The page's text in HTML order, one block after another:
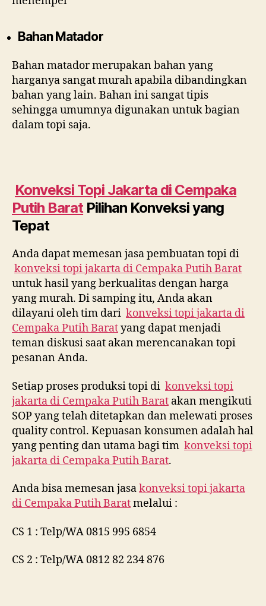
Bahan Matador
Bahan matador merupakan bahan yang
harganya sangat murah apabila dibandingkan
bahan yang lain. Bahan ini sangat tipis
sehingga umumnya digunakan untuk bagian
dalam topi saja.
Konveksi Topi Jakarta di Cempaka
Putih BaratPilihan Konveksi yang
Tepat
Anda dapat memesan jasa pembuatan topi di
konveksi topi jakarta di Cempaka Putih Barat
untuk hasil yang berkualitas dengan harga
yang murah. Di samping itu, Anda akan
dilayani oleh tim dari konveksi topi jakarta di
Cempaka Putih Baratyang dapat menjadi
teman diskusi saat akan merencanakan topi
pesanan Anda.
Setiap proses produksi topi di konveksi topi
jakarta di Cempaka Putih Barat akan mengikuti
SOP yang telah ditetapkan dan melewati proses
quality control. Kepuasan konsumen adalah hal
yang penting dan utama bagi tim konveksi topi
jakarta di Cempaka Putih Barat.
Anda bisa memesan jasakonveksi topi jakarta
di Cempaka Putih Baratmelalui :
CS 1 : Telp/WA 0815 995 6854
CS 2 : Telp/WA 0812 82 234 876